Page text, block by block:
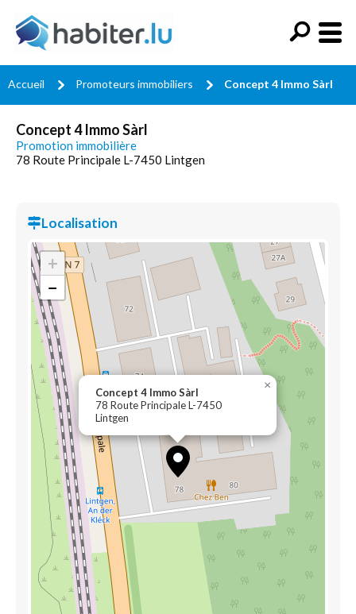
Accueil Promoteurs immobiliers Concept 4 Immo Sàrl
Concept 4 Immo Sàrl
Promotion immobilière
78 Route Principale L-7450 Lintgen
Localisation
Concept 4 Immo Sàrl
78 Route Principale L-7450
Lintgen
×
+
−